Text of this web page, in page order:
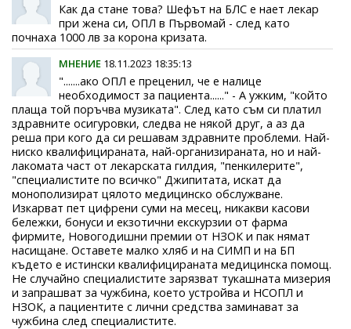
Как да стане това? Шефът на БЛС е нает лекар
при жена си, ОПЛ в Първомай - след като
почнаха 1000 лв за корона кризата.
МНЕНИЕ 18.11.2023 18:35:13
".......ако ОПЛ е преценил, че е налице
необходимост за пациента......" - А ужким, "който
плаща той поръчва музиката". След като съм си платил
здравните осигуровки, следва не някой друг, а аз да
реша при кого да си решавам здравните проблеми. Най-
ниско квалифицираната, най-организираната, но и най-
лакомата част от лекарската гилдия, "пенкилерите",
"специалистите по всичко" Джипитата, искат да
монополизират цялото медицинско обслужване.
Изкарват пет цифрени суми на месец, никакви касови
бележки, бонуси и екзотични екскурзии от фарма
фирмите, Новогодишни премии от НЗОК и пак нямат
насищане. Оставете малко хляб и на СИМП и на БП
където е истински квалифицираната медицинска помощ.
Не случайно специалистите зарязват тукашната мизерия
и запрашват за чужбина, което устройва и НСОПЛ и
НЗОК, а пациентите с лични средства заминават за
чужбина след специалистите.